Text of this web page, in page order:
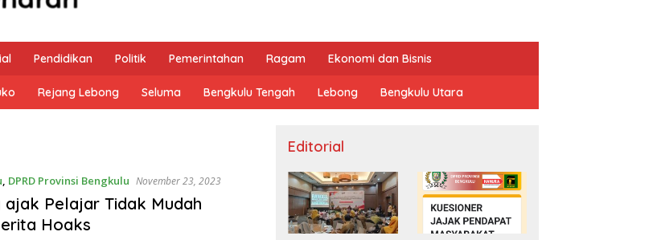
Pendidikan Politik Pemerintahan Ragam Ekonomi dan Bisnis
Rejang Lebong Seluma Bengkulu Tengah Lebong Bengkulu Utara
, DPRD Provinsi Bengkulu November 23, 2023
ajak Pelajar Tidak Mudah
Hoaks
Editorial